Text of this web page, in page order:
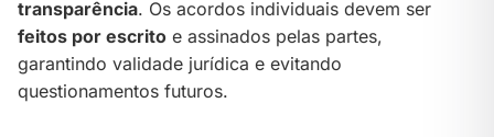
transparência. Os acordos individuais devem ser
feitos por escrito e assinados pelas partes,
garantindo validade jurídica e evitando
questionamentos futuros.